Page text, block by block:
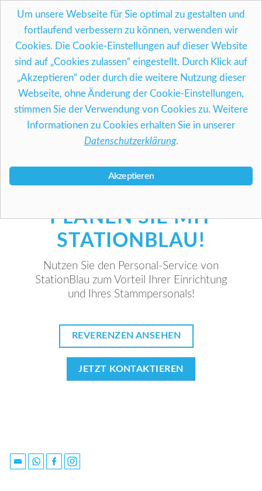
content
STATIONBLAU INFORMIERT . . .
ZEITARBEIT ANSCHAULICH ERKLÄRT –
TEIL 4 VON 4
PLANEN SIE MIT
STATIONBLAU!
Nutzen Sie den Personal-Service von
StationBlau zum Vorteil Ihrer Einrichtung
und Ihres Stammpersonals!
REVERENZEN ANSEHEN
JETZT KONTAKTIEREN
Um unsere Webseite für Sie optimal zu gestalten und
fortlaufend verbessern zu können, verwenden wir
Cookies. Die Cookie-Einstellungen auf dieser Website
sind auf „Cookies zulassen“ eingestellt. Durch Klick auf
„Akzeptieren“ oder durch die weitere Nutzung dieser
Webseite, ohne Änderung der Cookie-Einstellungen,
stimmen Sie der Verwendung von Cookies zu. Weitere
Informationen zu Cookies erhalten Sie in unserer
Datenschutzerklärung.
Akzeptieren